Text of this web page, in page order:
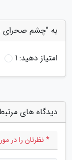
به "چشم صحرای
امتیاز دهید:1
دیدگاه های
* نظرتان را در